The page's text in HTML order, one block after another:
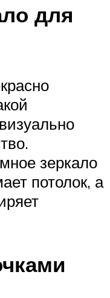
для
зеркало
потолок, а